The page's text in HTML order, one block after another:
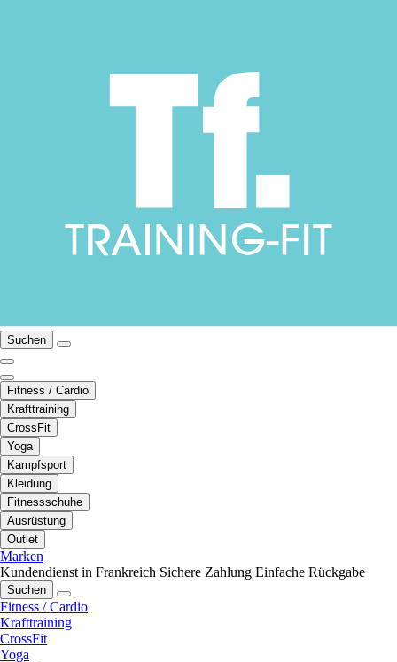
Suchen
Fitness / Cardio
Krafttraining
CrossFit
Yoga
Kampfsport
Kleidung
Fitnessschuhe
Ausrüstung
Outlet
Marken
Kundendienst in Frankreich Sichere Zahlung Einfache Rückgabe
Suchen
Fitness / Cardio
Krafttraining
CrossFit
Yoga